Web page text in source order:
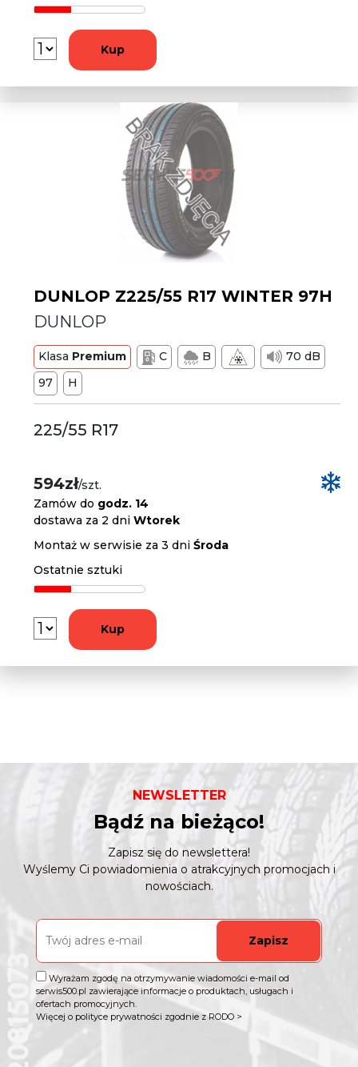
Kup
DUNLOP Z225/55 R17 WINTER 97H
DUNLOP
Klasa Premium C B
70 dB
97
H
225/55 R17
594zł/szt.
Zamów do godz. 14
dostawa za 2 dniWtorek
Montaż w serwisie za 3 dniŚroda
Ostatnie sztuki
Kup
NEWSLETTER
Bądź na bieżąco!
Zapisz się do newslettera!
Wyślemy Ci powiadomienia o atrakcyjnych promocjach i
nowościach.
Zapisz
Wyrażam zgodę na otrzymywanie wiadomości e-mail od
serwis500.pl zawierające informacje o produktach, usługach i
ofertach promocyjnych.
Więcej o polityce prywatności zgodnie z RODO >